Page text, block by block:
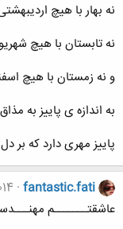
نه بهار با هیچ
نه تابستان با هیچ
و نه زمستان با هیچ
به اندازه ی پاییز به
پاییز مهری دارد که بر
fantastic.fati
عاشقتـــــــم